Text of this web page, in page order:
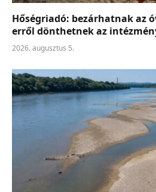
Hőségriadó: bezárhatnak az
erről dönthetnek az
2026. augusztus 5.